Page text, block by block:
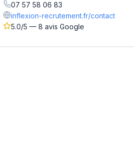
07 57 58 06 83
inflexion-recrutement.fr/contact
5.0/5 — 8 avis Google